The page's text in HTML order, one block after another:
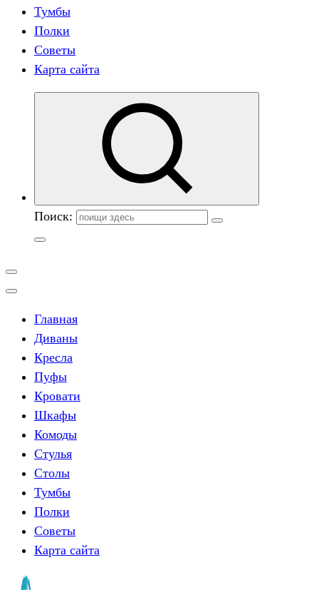
Тумбы
Полки
Советы
Карта сайта
Поиск:
Главная
Диваны
Кресла
Пуфы
Кровати
Шкафы
Комоды
Стулья
Столы
Тумбы
Полки
Советы
Карта сайта